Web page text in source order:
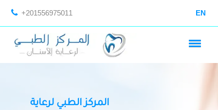
+201556975011 EN
المركز الطبي لرعاية